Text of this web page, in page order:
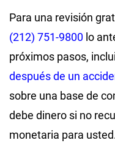
Para una revisión
(212) 751-9800 lo
próximos pasos,
después de un
sobre una base de
debe dinero si no
monetaria para